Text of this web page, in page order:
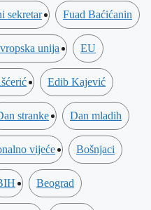
sekretar Fuad Baćićanin
unija EU
Edib Kajević
stranke Dan mladih
vijeće Bošnjaci
Beograd